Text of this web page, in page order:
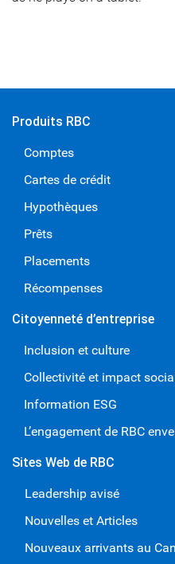
Produits RBC
Comptes
Cartes de crédit
Hypothèques
Prêts
Placements
Récompenses
Citoyenneté d’entreprise
Inclusion et culture
Collectivité et impact
Information ESG
L’engagement de RBC
Sites Web de RBC
Leadership avisé
Nouvelles et Articles
Nouveaux arrivants au